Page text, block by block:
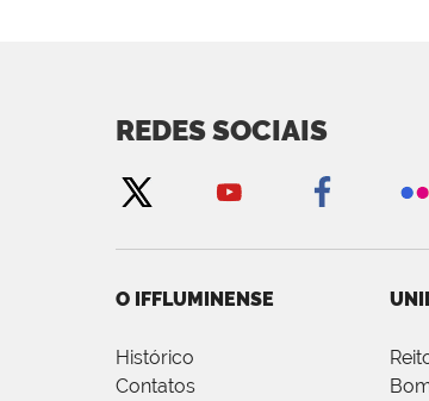
REDES SOCIAIS
O IFFLUMINENSE
Histórico
Contatos